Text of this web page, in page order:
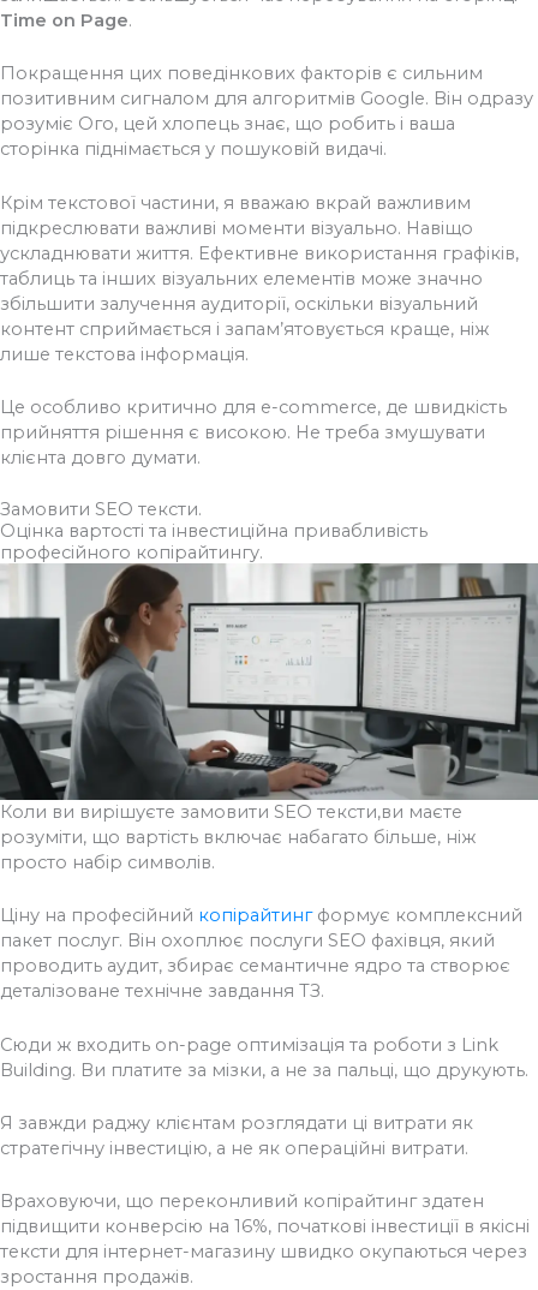
Time on Page.
Покращення цих поведінкових факторів є сильним
позитивним сигналом для алгоритмів Google. Він одразу
розуміє Ого, цей хлопець знає, що робить і ваша
сторінка піднімається у пошуковій видачі.
Крім текстової частини, я вважаю вкрай важливим
підкреслювати важливі моменти візуально. Навіщо
ускладнювати життя. Ефективне використання графіків,
таблиць та інших візуальних елементів може значно
збільшити залучення аудиторії, оскільки візуальний
контент сприймається і запам’ятовується краще, ніж
лише текстова інформація.
Це особливо критично для e-commerce, де швидкість
прийняття рішення є високою. Не треба змушувати
клієнта довго думати.
Замовити SEO тексти.
Оцінка вартості та інвестиційна привабливість
професійного копірайтингу.
Коли ви вирішуєте замовити SEO тексти,ви маєте
розуміти, що вартість включає набагато більше, ніж
просто набір символів.
Ціну на професійний копірайтингформує комплексний
пакет послуг. Він охоплює послуги SEO фахівця, який
проводить аудит, збирає семантичне ядро та створює
деталізоване технічне завдання ТЗ.
Сюди ж входить on-page оптимізація та роботи з Link
Building. Ви платите за мізки, а не за пальці, що друкують.
Я завжди раджу клієнтам розглядати ці витрати як
стратегічну інвестицію, а не як операційні витрати.
Враховуючи, що переконливий копірайтинг здатен
підвищити конверсію на 16%, початкові інвестиції в якісні
тексти для інтернет-магазину швидко окупаються через
зростання продажів.